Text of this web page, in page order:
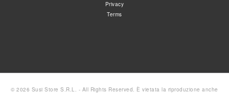
Privacy
Terms
© 2026 Susi Store S.R.L. - All Rights Reserved. È vietata la riproduzione anche